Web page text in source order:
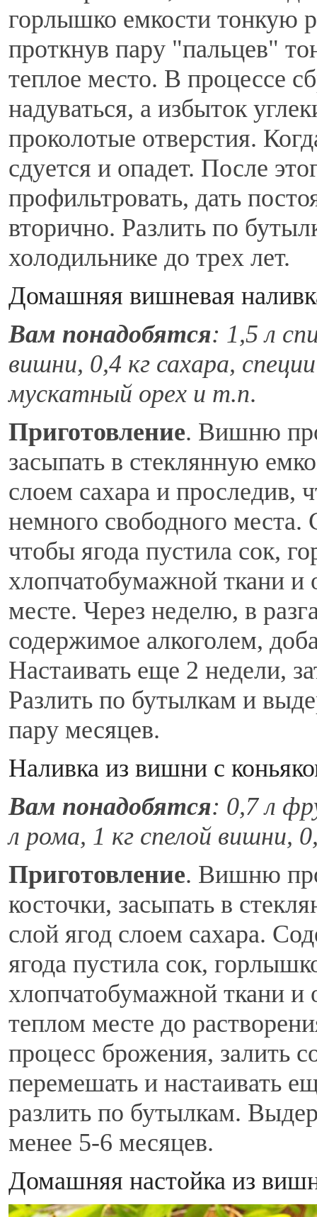
горлышко емкости тонкую
проткнув пару "пальцев"
теплое место. В процессе
надуваться, а избыток
проколотые отверстия.
сдуется и опадет. После
профильтровать, дать
вторично. Разлить по
холодильнике до трех лет.
Домашняя вишневая
Вам понадобятся: 1,5 л
вишни, 0,4 кг сахара,
мускатный орех и т.п.
Приготовление. Вишню
засыпать в стеклянную
слоем сахара и проследив,
немного свободного места.
чтобы ягода пустила сок,
хлопчатобумажной ткани и
месте. Через неделю, в
содержимое алкоголем,
Настаивать еще 2 недели,
Разлить по бутылкам и
пару месяцев.
Наливка из вишни с
Вам понадобятся: 0,7 л
л рома, 1 кг спелой вишни,
Приготовление. Вишню
косточки, засыпать в
слой ягод слоем сахара.
ягода пустила сок,
хлопчатобумажной ткани и
теплом месте до
процесс брожения, залить
перемешать и настаивать
разлить по бутылкам.
менее 5-6 месяцев.
Домашняя настойка из